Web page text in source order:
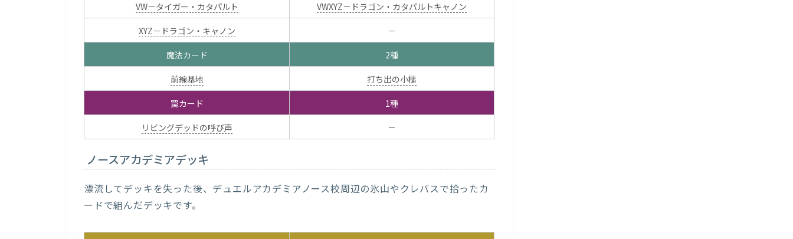
VW－タイガー・カタパルト VWXYZ－ドラゴン・カタパルトキャノン
XYZ－ドラゴン・キャノン －
魔法カード 2種
前線基地 打ち出の小槌
罠カード 1種
リビングデッドの呼び声 －
ノースアカデミアデッキ
漂流してデッキを失った後、デュエルアカデミアノース校周辺の氷山やクレバスで拾ったカ
ードで組んだデッキです。